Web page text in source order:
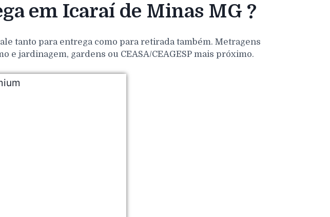
em Icaraí de Minas MG ?
tanto para entrega como para retirada também. Metragens
jardinagem, gardens ou CEASA/CEAGESP mais próximo.